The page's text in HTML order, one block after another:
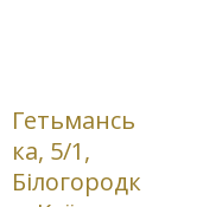
Гетьмансь
ка, 5/1,
Білогородк